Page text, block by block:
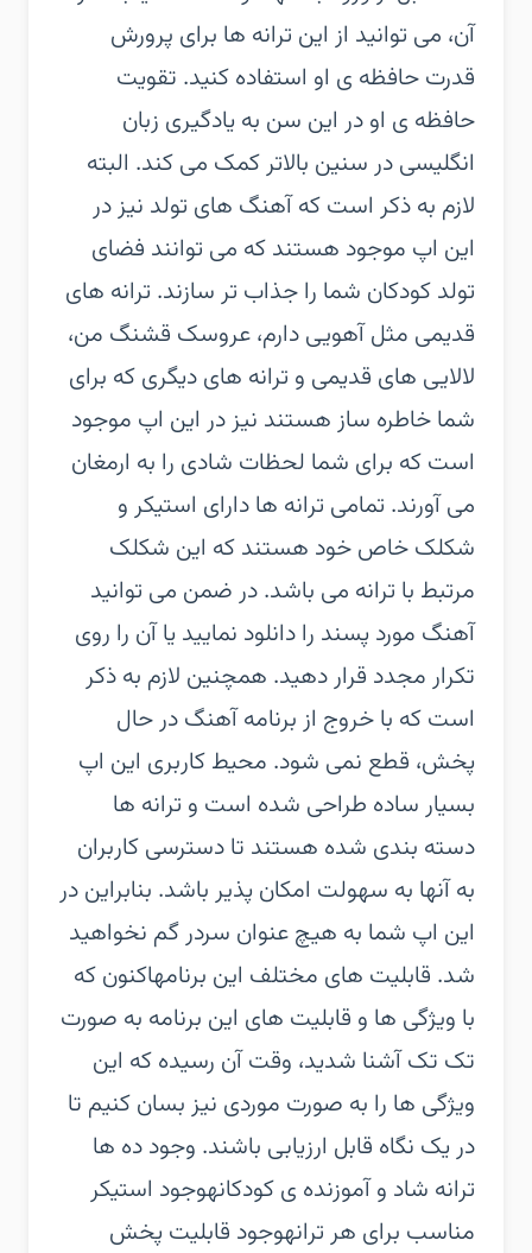
آن، می توانید از این ترانه ها برای پرورش
قدرت حافظه ی او استفاده کنید. تقویت
حافظه ی او در این سن به یادگیری زبان
انگلیسی در سنین بالاتر کمک می کند. البته
لازم به ذکر است که آهنگ های تولد نیز در
این اپ موجود هستند که می توانند فضای
تولد کودکان شما را جذاب تر سازند. ترانه های
قدیمی مثل آهویی دارم، عروسک قشنگ من،
لالایی های قدیمی و ترانه های دیگری که برای
شما خاطره ساز هستند نیز در این اپ موجود
است که برای شما لحظات شادی را به ارمغان
می آورند. تمامی ترانه ها دارای استیکر و
شکلک خاص خود هستند که این شکلک
مرتبط با ترانه می باشد. در ضمن می توانید
آهنگ مورد پسند را دانلود نمایید یا آن را روی
تکرار مجدد قرار دهید. همچنین لازم به ذکر
است که با خروج از برنامه آهنگ در حال
پخش، قطع نمی شود. محیط کاربری این اپ
بسیار ساده طراحی شده است و ترانه ها
دسته بندی شده هستند تا دسترسی کاربران
به آنها به سهولت امکان پذیر باشد. بنابراین در
این اپ شما به هیچ عنوان سردر گم نخواهید
شد. قابلیت های مختلف این برنامهاکنون که
با ویژگی ها و قابلیت های این برنامه به صورت
تک تک آشنا شدید، وقت آن رسیده که این
ویژگی ها را به صورت موردی نیز بسان کنیم تا
در یک نگاه قابل ارزیابی باشند. وجود ده ها
ترانه شاد و آموزنده ی کودکانهوجود استیکر
مناسب برای هر ترانهوجود قابلیت پخش